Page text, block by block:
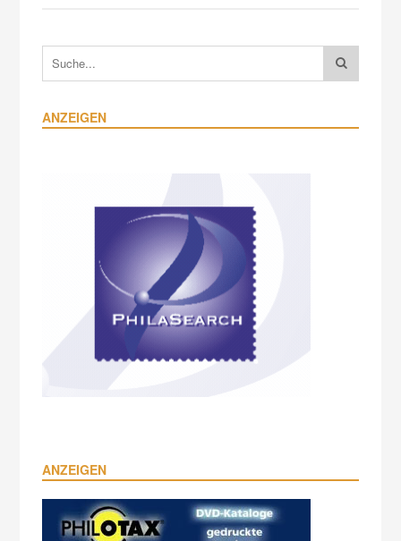
ANZEIGEN
ANZEIGEN